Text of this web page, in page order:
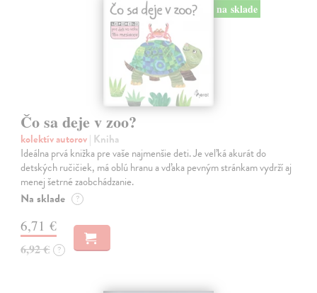
na sklade
Čo sa deje v zoo?
kolektív autorov| Kniha
Ideálna prvá knižka pre vaše najmenšie deti. Je veľká akurát do
detských ručičiek, má oblú hranu a vďaka pevným stránkam vydrží aj
menej šetrné zaobchádzanie.
Na sklade ?
6,71 €
6,92 € ?